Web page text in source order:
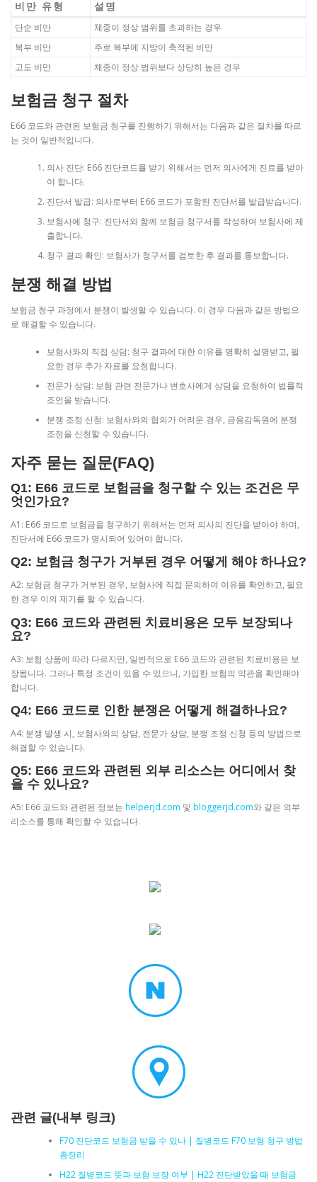
비만 유형 설명
단순 비만
체중이 정상 범위를 초과하는 경우
복부 비만
주로 복부에 지방이 축적된 비만
고도 비만
체중이 정상 범위보다 상당히 높은 경우
보험금 청구 절차
E66 코드와 관련된 보험금 청구를 진행하기 위해서는 다음과 같은 절차를 따르
는 것이 일반적입니다.
의사 진단: E66 진단코드를 받기 위해서는 먼저 의사에게 진료를 받아
야 합니다.
진단서 발급: 의사로부터 E66 코드가 포함된 진단서를 발급받습니다.
보험사에 청구: 진단서와 함께 보험금 청구서를 작성하여 보험사에 제
출합니다.
청구 결과 확인: 보험사가 청구서를 검토한 후 결과를 통보합니다.
분쟁 해결 방법
보험금 청구 과정에서 분쟁이 발생할 수 있습니다. 이 경우 다음과 같은 방법으
로 해결할 수 있습니다.
보험사와의 직접 상담: 청구 결과에 대한 이유를 명확히 설명받고, 필
요한 경우 추가 자료를 요청합니다.
전문가 상담: 보험 관련 전문가나 변호사에게 상담을 요청하여 법률적
조언을 받습니다.
분쟁 조정 신청: 보험사와의 협의가 어려운 경우, 금융감독원에 분쟁
조정을 신청할 수 있습니다.
자주 묻는 질문(FAQ)
Q1: E66 코드로 보험금을 청구할 수 있는 조건은 무
엇인가요?
A1: E66 코드로 보험금을 청구하기 위해서는 먼저 의사의 진단을 받아야 하며,
진단서에 E66 코드가 명시되어 있어야 합니다.
Q2: 보험금 청구가 거부된 경우 어떻게 해야 하나요?
A2: 보험금 청구가 거부된 경우, 보험사에 직접 문의하여 이유를 확인하고, 필요
한 경우 이의 제기를 할 수 있습니다.
Q3: E66 코드와 관련된 치료비용은 모두 보장되나
요?
A3: 보험 상품에 따라 다르지만, 일반적으로 E66 코드와 관련된 치료비용은 보
장됩니다. 그러나 특정 조건이 있을 수 있으니, 가입한 보험의 약관을 확인해야
합니다.
Q4: E66 코드로 인한 분쟁은 어떻게 해결하나요?
A4: 분쟁 발생 시, 보험사와의 상담, 전문가 상담, 분쟁 조정 신청 등의 방법으로
해결할 수 있습니다.
Q5: E66 코드와 관련된 외부 리소스는 어디에서 찾
을 수 있나요?
A5: E66 코드와 관련된 정보는 helperjd.com 및 bloggerjd.com와 같은 외부
리소스를 통해 확인할 수 있습니다.
관련 글(내부 링크)
F70 진단코드 보험금 받을 수 있나 | 질병코드 F70 보험 청구 방법
총정리
H22 질병코드 뜻과 보험 보장 여부 | H22 진단받았을 때 보험금